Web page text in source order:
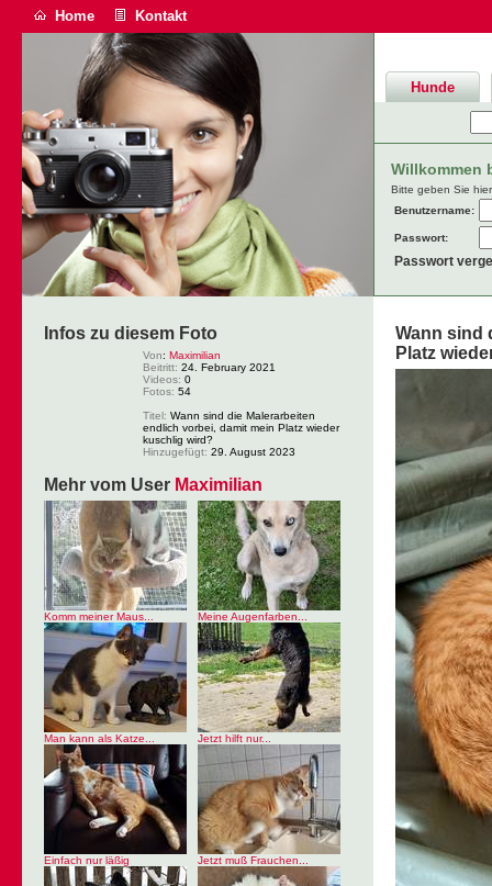
Home Kontakt
Hunde
Willkommen
Bitte geben Sie
Benutzername:
Passwort:
Passwort
Infos zu diesem Foto
Von: Maximilian
Beitritt: 24. February 2021
Videos: 0
Fotos: 54
Titel: Wann sind die Malerarbeiten
endlich vorbei, damit mein Platz wieder
kuschlig wird?
Hinzugefügt: 29. August 2023
Mehr vom User Maximilian
Komm meiner Maus... Meine Augenfarben...
Man kann als Katze... Jetzt hilft nur...
Einfach nur läßig Jetzt muß Frauchen...
Wann sind
Platz